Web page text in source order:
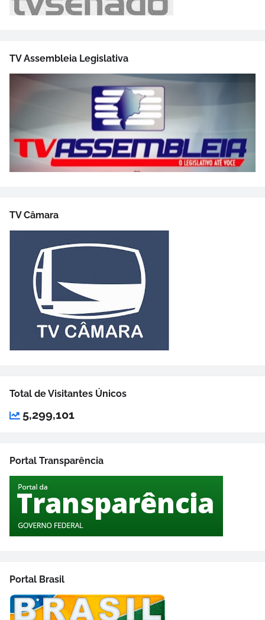
TV Assembleia Legislativa
TV Câmara
Total de Visitantes Únicos
5,299,101
Portal Transparência
Portal Brasil